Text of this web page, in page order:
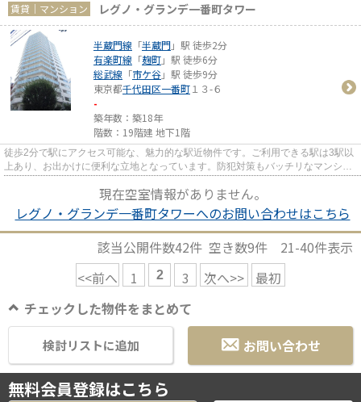
賃貸｜マンション レグノ・グランデ一番町タワー
半蔵門線 「半蔵門」駅 徒歩2分
有楽町線 「麹町」駅 徒歩6分
総武線 「市ケ谷」駅 徒歩9分
東京都千代田区一番町１３-６
-
築年数：築18年
階数：19階建 地下1階
徒歩2分で駅にアクセス可能な、魅力的な駅近物件です。ご利用できる駅は3駅以
上あり、お出かけに便利な立地となっています。防犯対策もバッチリなマンショ
現在空室情報がありません。
レグノ・グランデ一番町タワーへのお問い合わせはこちら
該当公開件数42件 空き数9件 21-40件表示
<<前へ
1 2 3 次へ>>
最初
チェックした物件をまとめて
お問い合わせ
検討リストに追加
無料会員登録はこちら